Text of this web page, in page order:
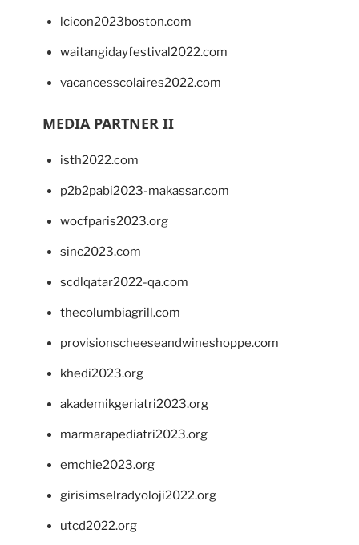
lcicon2023boston.com
waitangidayfestival2022.com
vacancesscolaires2022.com
MEDIA PARTNER II
isth2022.com
p2b2pabi2023-makassar.com
wocfparis2023.org
sinc2023.com
scdlqatar2022-qa.com
thecolumbiagrill.com
provisionscheeseandwineshoppe.com
khedi2023.org
akademikgeriatri2023.org
marmarapediatri2023.org
emchie2023.org
girisimselradyoloji2022.org
utcd2022.org